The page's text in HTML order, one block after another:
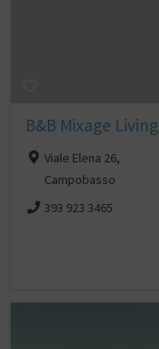
B&B Mixage Living
Viale Elena 26,
Campobasso
393 923 3465